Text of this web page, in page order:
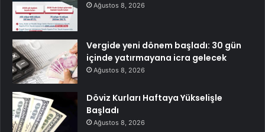
Ağustos 8, 2026
Vergide yeni dönem başladı: 30 gün
içinde yatırmayana icra gelecek
Ağustos 8, 2026
Döviz Kurları Haftaya Yükselişle
Başladı
Ağustos 8, 2026